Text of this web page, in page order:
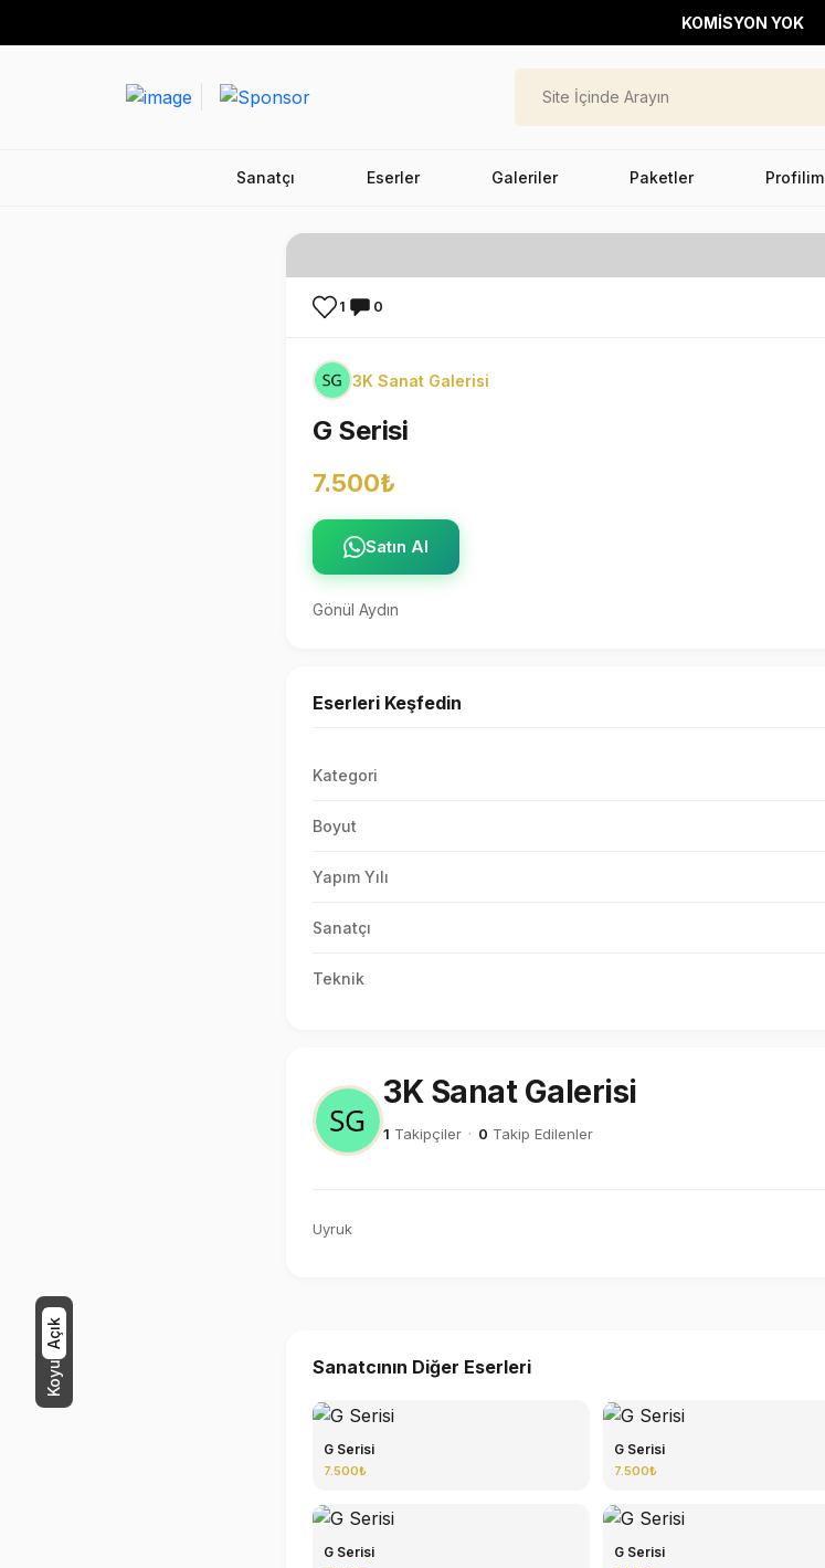
Koyu
Açık
KOMİSYON YOK
Sanatçı Eserler Galeriler Paketler Profilim
1 0
3K Sanat Galerisi
G Serisi
7.500₺
Satın Al
Gönül Aydın
Eserleri Keşfedin
Kategori
Boyut
Yapım Yılı
Sanatçı
Teknik
3K Sanat Galerisi
1 Takipçiler · 0 Takip Edilenler
Uyruk
Sanatcının Diğer Eserleri
G Serisi
7.500₺
G Serisi
7.500₺
G Serisi G Serisi